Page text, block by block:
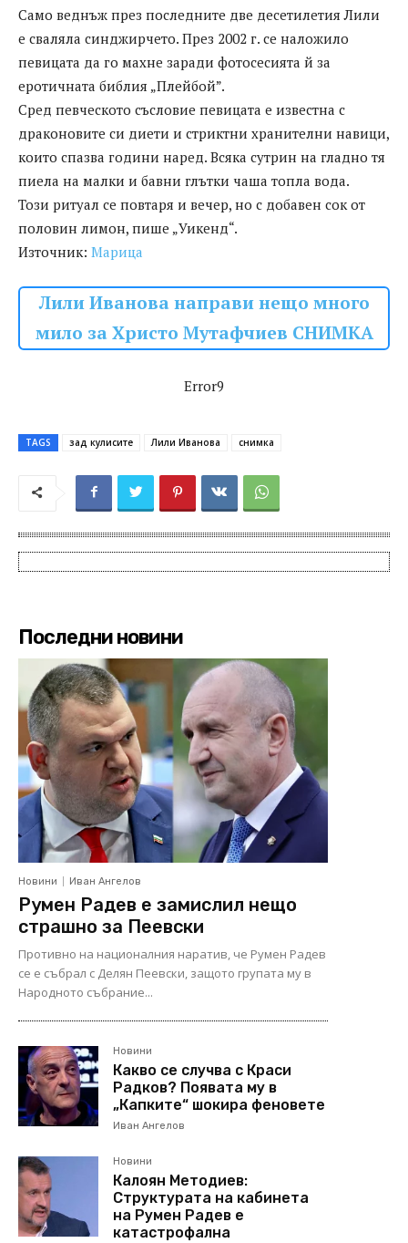
Само веднъж през последните две десетилетия Лили
е сваляла синджирчето. През 2002 г. се наложило
певицата да го махне заради фотосесията й за
еротичната библия „Плейбой”.
Сред певческото съсловие певицата е известна с
драконовите си диети и стриктни хранителни навици,
които спазва години наред. Всяка сутрин на гладно тя
пиела на малки и бавни глътки чаша топла вода.
Този ритуал се повтаря и вечер, но с добавен сок от
половин лимон, пише „Уикенд“.
Източник: Марица
Лили Иванова направи нещо много
мило за Христо Мутафчиев СНИМКА
Error9
TAGS зад кулисите Лили Иванова снимка
Последни новини
Новини Иван Ангелов
Румен Радев е замислил нещо
страшно за Пеевски
Противно на националния наратив, че Румен Радев
се е събрал с Делян Пеевски, защото групата му в
Народното събрание...
Новини
Какво се случва с Краси
Радков? Появата му в
„Капките“ шокира феновете
Иван Ангелов
Новини
Калоян Методиев:
Структурата на кабинета
на Румен Радев е
катастрофална